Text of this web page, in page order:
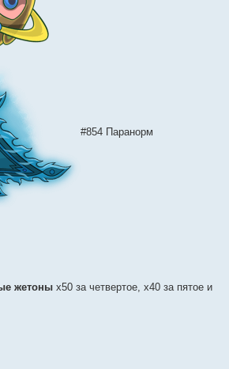
#854 Паранорм
жетоны х50 за четвертое, х40 за пятое и